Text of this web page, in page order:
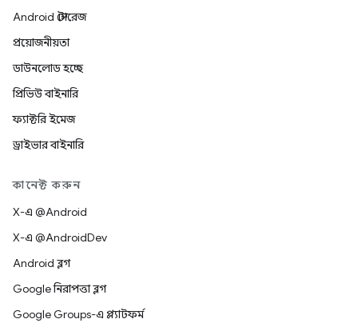
Android স্টোরেজ
প্রয়োজনীয়তা
ডাউনলোড হচ্ছে
প্রিভিউ বাইনারি
ফ্যাক্টরি ইমেজ
ড্রাইভার বাইনারি
কানেক্ট করুন
X-এ @Android
X-এ @AndroidDev
Android ব্লগ
Google নিরাপত্তা ব্লগ
Google Groups-এ প্ল্যাটফর্ম